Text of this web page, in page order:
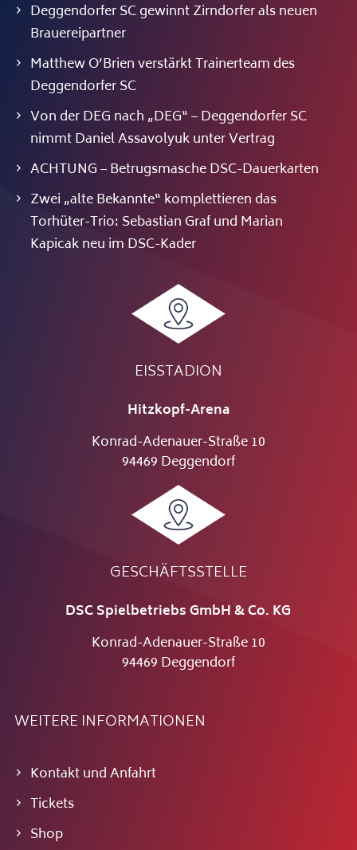
Deggendorfer SC gewinnt Zirndorfer als neuen
Brauereipartner
Matthew O’Brien verstärkt Trainerteam des
Deggendorfer SC
Von der DEG nach „DEG“ – Deggendorfer SC
nimmt Daniel Assavolyuk unter Vertrag
ACHTUNG – Betrugsmasche DSC-Dauerkarten
Zwei „alte Bekannte“ komplettieren das
Torhüter-Trio: Sebastian Graf und Marian
Kapicak neu im DSC-Kader
EISSTADION
Hitzkopf-Arena
Konrad-Adenauer-Straße 10
94469 Deggendorf
GESCHÄFTSSTELLE
DSC Spielbetriebs GmbH & Co. KG
Konrad-Adenauer-Straße 10
94469 Deggendorf
WEITERE INFORMATIONEN
Kontakt und Anfahrt
Tickets
Shop